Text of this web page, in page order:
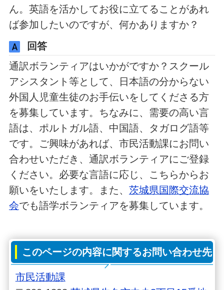
ん。英語を活かしてお役に立てることがあれ
ば参加したいのですが、何かありますか？
回答
通訳ボランティアはいかがですか？スクール
アシスタント等として、日本語の分からない
外国人児童生徒のお手伝いをしてくださる方
を募集しています。ちなみに、需要の高い言
語は、ポルトガル語、中国語、タガログ語等
です。ご興味があれば、市民活動課にお問い
合わせいただき、通訳ボランティアにご登録
ください。必要な言語に応じ、こちらからお
願いをいたします。また、 茨城県国際交流協
会でも語学ボランティアを募集しています。
このページの内容に関するお問い合わせ先
市民活動課